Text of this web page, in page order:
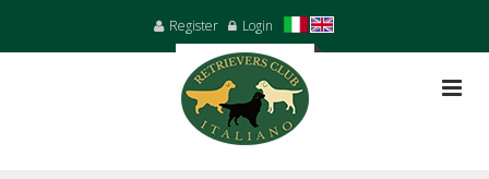
Register Login